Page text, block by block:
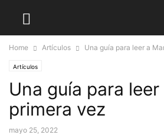
Home Artículos Una guía para leer a
Artículos
Una guía para
primera vez
mayo 25, 2022